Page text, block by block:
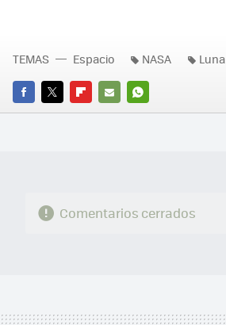
FACEBOOK
TWITTERFLIPBOARD
E-
WHATSAPP
TEMAS Espacio NASA Luna
Comentarios cerrados